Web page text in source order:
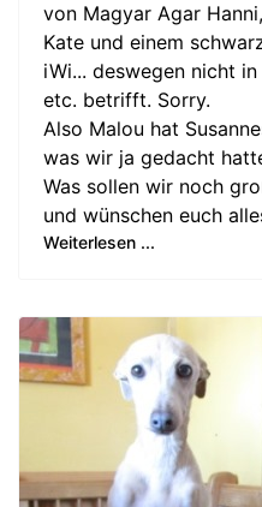
von Magyar Agar
Kate und einem
iWi... deswegen nicht
etc. betrifft. Sorry.
Also Malou hat
was wir ja gedacht
Was sollen wir noch
und wünschen euch
Weiterlesen ...